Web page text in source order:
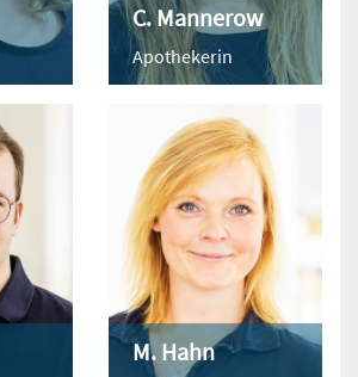
C. Mannerow
Apothekerin
M. Hahn